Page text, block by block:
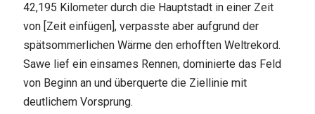
42,195 Kilometer durch die Hauptstadt in einer Zeit
von [Zeit einfügen], verpasste aber aufgrund der
spätsommerlichen Wärme den erhofften Weltrekord.
Sawe lief ein einsames Rennen, dominierte das Feld
von Beginn an und überquerte die Ziellinie mit
deutlichem Vorsprung.